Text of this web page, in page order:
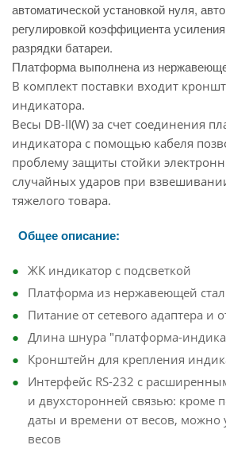
автоматической установкой нуля,
регулировкой коэффициента
разрядки батареи.
Платформа выполнена из
В комплект поставки входит
индикатора.
Весы DB-II(W) за счет соединения
индикатора с помощью кабеля
проблему защиты стойки
случайных ударов при
тяжелого товара.
Общее описание:
ЖК индикатор с подсветкой
Платформа из нержавеющей
Питание от сетевого адаптера и
Длина шнура "платформа-
Кронштейн для крепления
Интерфейс RS-232 с
и двухсторонней связью: кроме
даты и времени от весов, можно
весов